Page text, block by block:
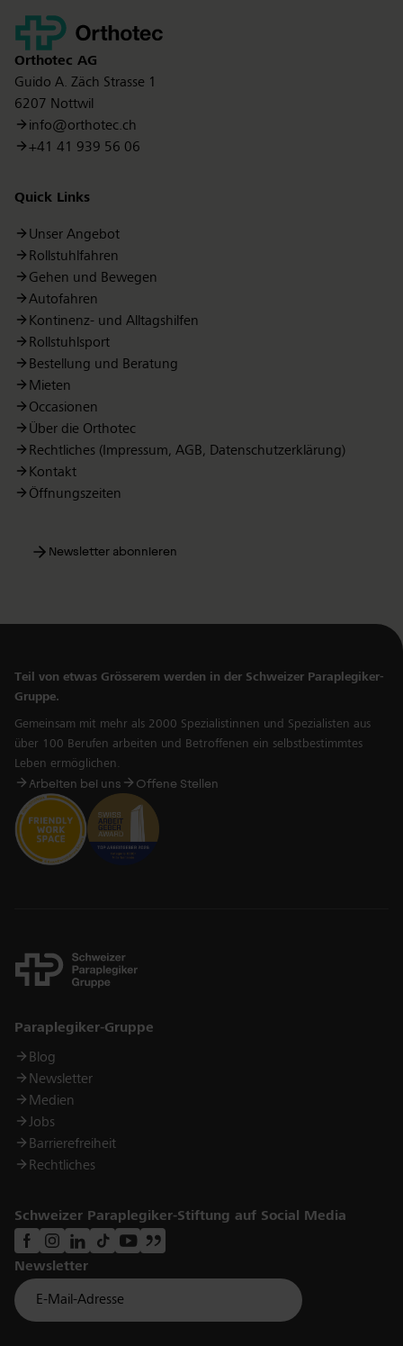
Kontakt
Orthotec AG
Guido A. Zäch Strasse 1
6207 Nottwil
info@orthotec.ch
+41 41 939 56 06
Quick Links
Unser Angebot
Rollstuhlfahren
Gehen und Bewegen
Autofahren
Kontinenz- und Alltagshilfen
Rollstuhlsport
Bestellung und Beratung
Mieten
Occasionen
Über die Orthotec
Rechtliches (Impressum, AGB, Datenschutzerklärung)
Kontakt
Öffnungszeiten
Newsletter abonnieren
Teil von etwas Grösserem werden in der Schweizer Paraplegiker-
Gruppe.
Gemeinsam mit mehr als 2000 Spezialistinnen und Spezialisten aus
über 100 Berufen arbeiten und Betroffenen ein selbstbestimmtes
Leben ermöglichen.
Arbeiten bei uns Offene Stellen
Links
Paraplegiker-Gruppe
Blog
Newsletter
Medien
Jobs
Barrierefreiheit
Rechtliches
Schweizer Paraplegiker-Stiftung auf Social Media
Newsletter
Für Newsletter der Paraplegiker Stiftung anmelden